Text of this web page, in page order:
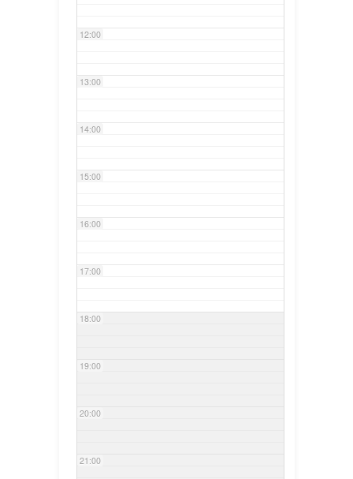
12:00
13:00
14:00
15:00
16:00
17:00
18:00
19:00
20:00
21:00